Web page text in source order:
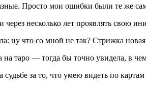
Просто мои ошибки были те же
через несколько лет проявлять свою
ну что со мной не так? Стрижка
на таро — тогда бы точно увидела, в
судьбе за то, что умею видеть по